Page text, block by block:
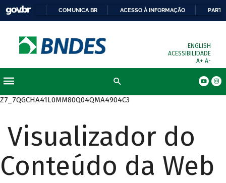
COMUNICA BR ACESSO À INFORMAÇÃO
ENGLISH
ACESSIBILIDADE
A+ A-
Z7_7QGCHA41L0MM80Q04QMA4904C3
Visualizador do
Conteúdo da Web